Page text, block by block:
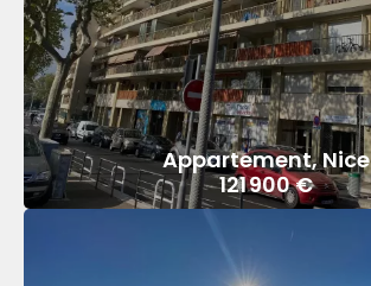
Appartement, Nice
121 900 €